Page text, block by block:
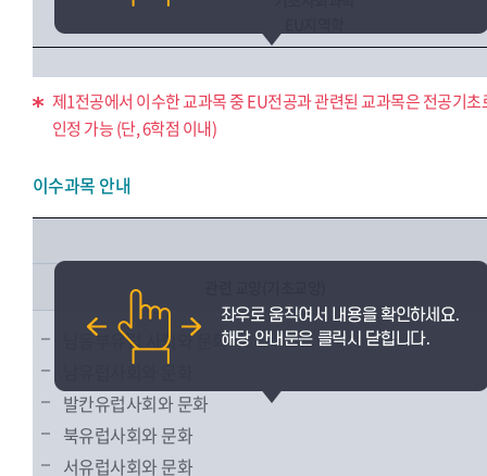
제1전공에서 이수한 교과목 중 EU전공과 관련된 교과목은 전공기초
인정 가능 (단, 6학점 이내)
이수과목 안내
남동부유럽 사회와 문화
남유럽사회와 문화
발칸유럽사회와 문화
북유럽사회와 문화
서유럽사회와 문화